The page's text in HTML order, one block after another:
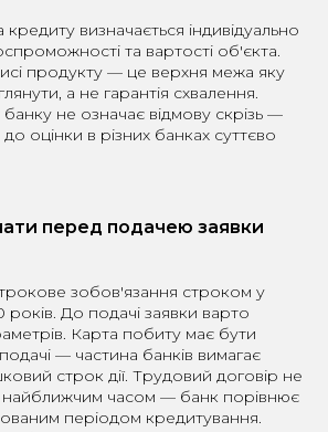
визначається індивідуально
та вартості об'єкта.
продукту — це верхня межа яку
а не гарантія схвалення.
не означає відмову скрізь —
оцінки в різних банках суттєво
перед подачею заявки
зобов'язання строком у
До подачі заявки варто
Карта побиту має бути
— частина банків вимагає
строк дії. Трудовий договір не
найближчим часом — банк порівнює
періодом кредитування.